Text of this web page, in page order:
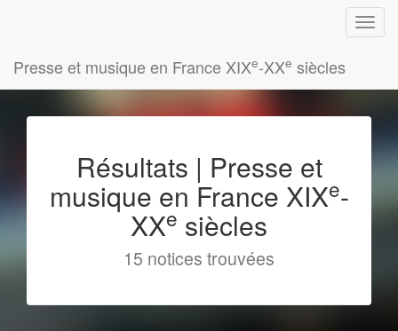
Presse et musique en France XIXe-XXe siècles
Résultats | Presse et
musique en France XIXe-
XXe siècles
15 notices trouvées